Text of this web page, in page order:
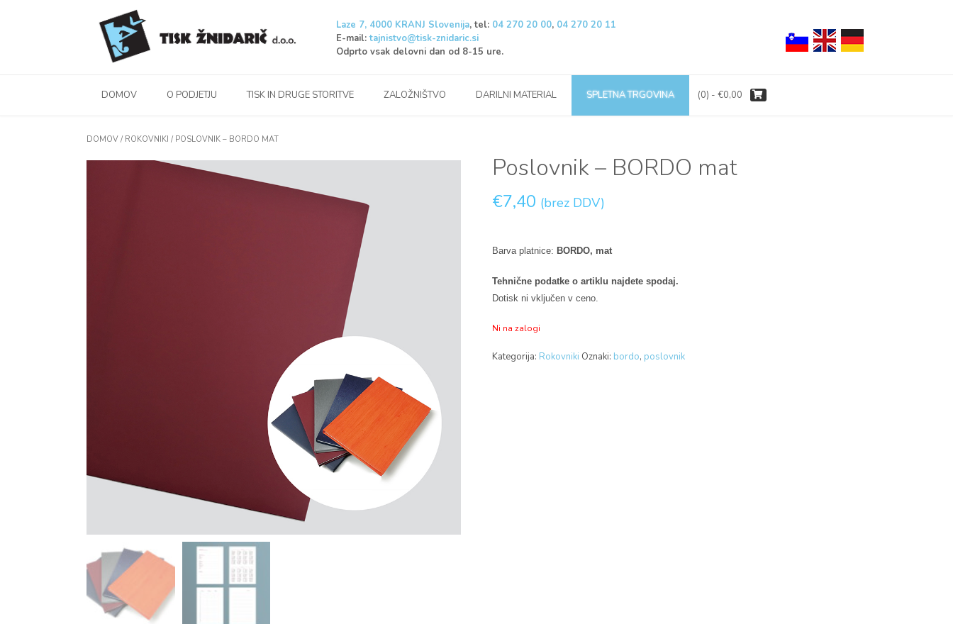
Laze 7, 4000 KRANJ Slovenija, tel: 04 270 20 00, 04 270 20 11
E-mail:tajnistvo@tisk-znidaric.si
Odprto vsak delovni dan od 8-15 ure.
DOMOV O PODJETJU TISK IN DRUGE STORITVE ZALOŽNIŠTVO DARILNI MATERIAL SPLETNA TRGOVINA (0) - €0,00
DOMOV / ROKOVNIKI / POSLOVNIK – BORDO MAT
Poslovnik – BORDO mat
€7,40 (brez DDV)
Barva platnice: BORDO, mat
Tehnične podatke o artiklu najdete spodaj.
Dotisk ni vključen v ceno.
Ni na zalogi
Kategorija: Rokovniki Oznaki: bordo, poslovnik